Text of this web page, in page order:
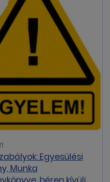
Egyesülési
Munka